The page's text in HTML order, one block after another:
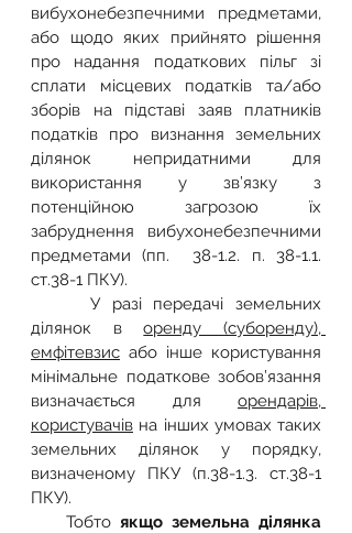
вибухонебезпечними предметами,
або щодо яких прийнято рішення
про надання податкових пільг зі
сплати місцевих податків та/або
зборів на підставі заяв платників
податків про визнання земельних
ділянок непридатними для
використання у зв’язку з
потенційною загрозою їх
забруднення вибухонебезпечними
предметами (пп.  38-1.2. п. 38-1.1.
ст.38-1 ПКУ).
У разі передачі земельних
ділянок в оренду (суборенду),
емфітевзис або інше користування
мінімальне податкове зобов’язання
визначається для орендарів,
користувачів на інших умовах таких
земельних ділянок у порядку,
визначеному ПКУ (п.38-1.3. ст.38-1
ПКУ).
Тобто якщо земельна ділянка